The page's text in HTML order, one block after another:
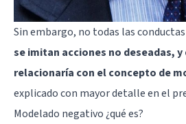
Sin embargo, no todas las
se imitan acciones no deseadas, y
relacionaría con el concepto de
explicado con mayor detalle en el
Modelado negativo ¿qué es?